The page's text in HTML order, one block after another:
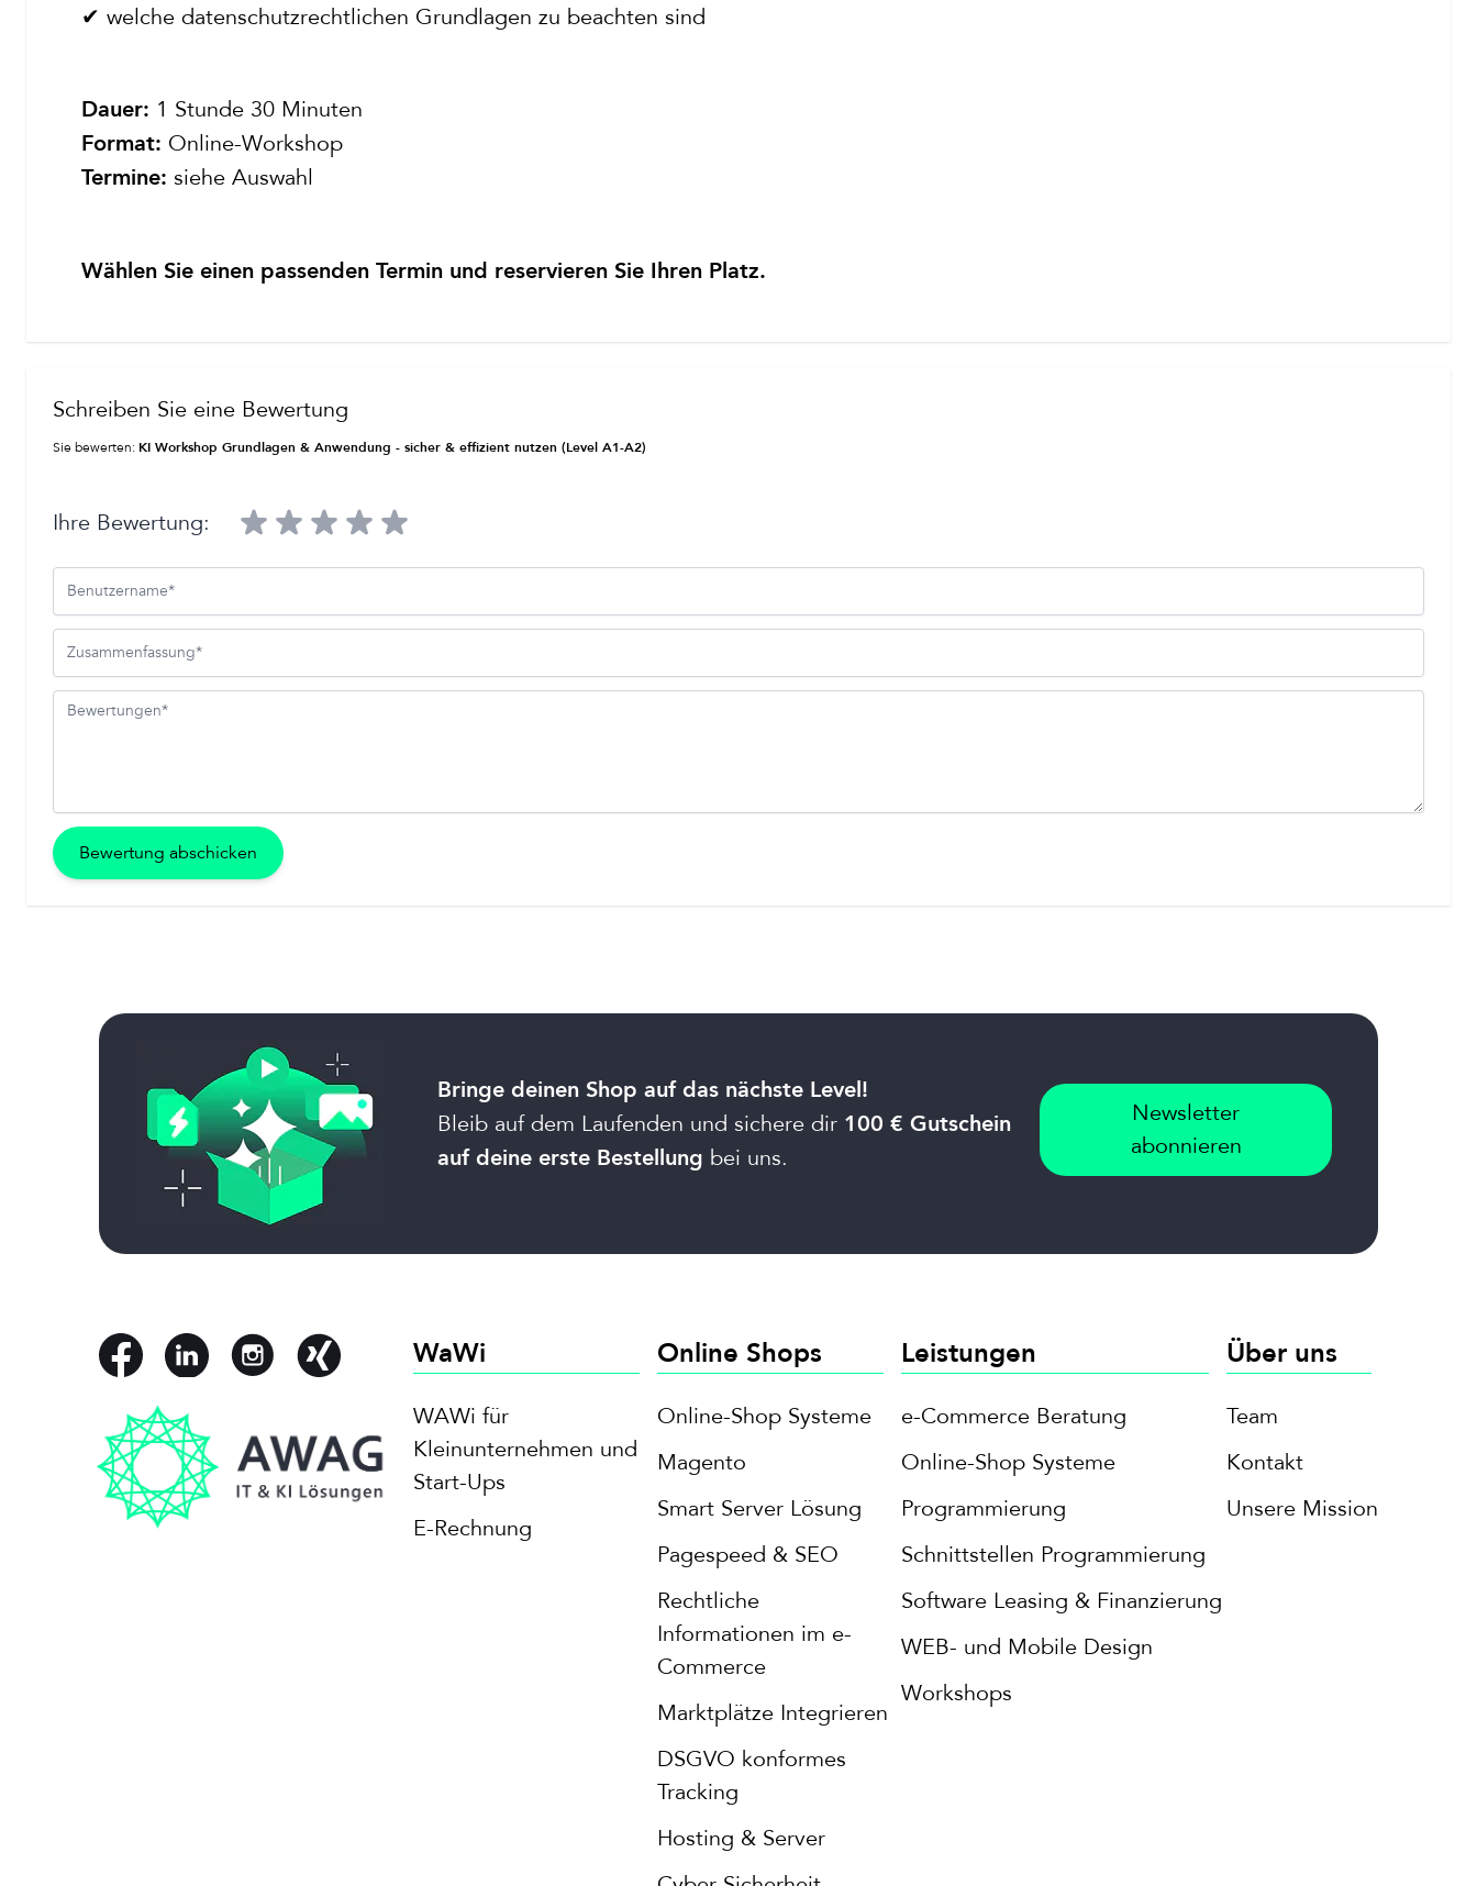
✔ welche datenschutzrechtlichen Grundlagen zu beachten sind
Dauer: 1 Stunde 30 Minuten
Format: Online-Workshop
Termine: siehe Auswahl
Wählen Sie einen passenden Termin und reservieren Sie Ihren Platz.
Schreiben Sie eine Bewertung
Sie bewerten: KI Workshop Grundlagen & Anwendung - sicher & effizient nutzen (Level A1-A2)
Ihre Bewertung:
Benutzername
Zusammenfassung
Bewertungen
Bewertung abschicken
Bringe deinen Shop auf das nächste Level!
Bleib auf dem Laufenden und sichere dir 100 € Gutschein
auf deine erste Bestellung bei uns.
Newsletter
abonnieren
WaWi
WAWi für
Kleinunternehmen und
Start-Ups
E-Rechnung
Online Shops
Online-Shop Systeme
Magento
Smart Server Lösung
Pagespeed & SEO
Rechtliche
Informationen im e-
Commerce
Marktplätze Integrieren
DSGVO konformes
Tracking
Hosting & Server
Leistungen
e-Commerce Beratung
Online-Shop Systeme
Programmierung
Schnittstellen Programmierung
Software Leasing & Finanzierung
WEB- und Mobile Design
Workshops
Über uns
Team
Kontakt
Unsere Mission